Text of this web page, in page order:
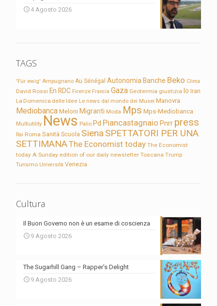
4 Agosto 2026
TAGS
'Für ewig' Ampugnano Au Sénégal Autonomia Banche Beko Clima
David Rossi En RDC Firenze Francia Gaza Geotermia giustizia Io Iran
La Domenica delle Idee Le news dal mondo dei Musei Manovra
Mediobanca Meloni Migranti Moda Mps Mps-Mediobanca
Multiutility News Palio Pd Piancastagnaio Pnrr press
Rai Roma Sanità Scuola Siena SPETTATORI PER UNA
SETTIMANAThe Economist today The Economist
today A Sunday edition of our daily newsletter Toscana Trump
Turismo Università Venezia
Cultura
Il Buon Governo non è un esame di coscienza
9 Agosto 2026
The Sugarhill Gang – Rapper’s Delight
9 Agosto 2026